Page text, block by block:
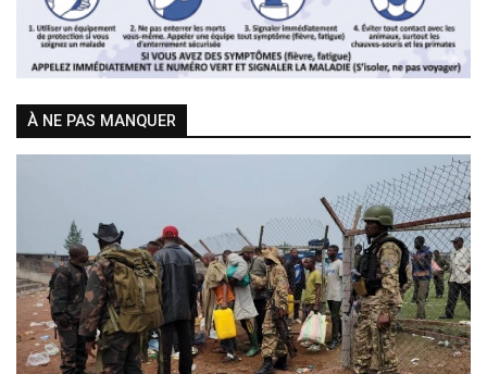
À NE PAS MANQUER